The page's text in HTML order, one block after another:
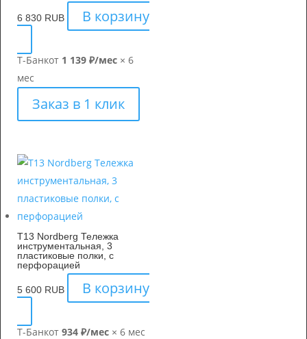
6 830 RUB В корзину
Т-Банкот 1 139 ₽/мес × 6
мес
Заказ в 1 клик
T13 Nordberg Тележка
инструментальная, 3
пластиковые полки, с
перфорацией
5 600 RUB В корзину
Т-Банкот 934 ₽/мес × 6 мес